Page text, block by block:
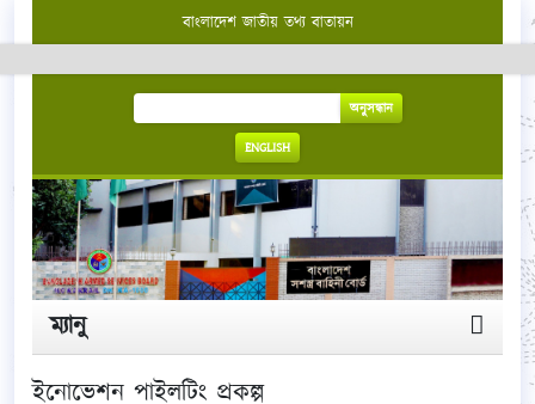
বাংলাদেশ জাতীয় তথ্য বাতায়ন
অনুসন্ধান
ENGLISH
ম্যানু
ইনোভেশন পাইলটিং প্রকল্প